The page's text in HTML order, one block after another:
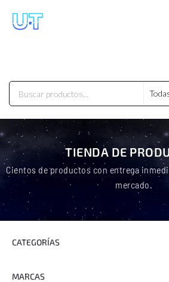
TIENDA DE
Cientos de productos con entrega
mercado.
CATEGORÍAS
MARCAS